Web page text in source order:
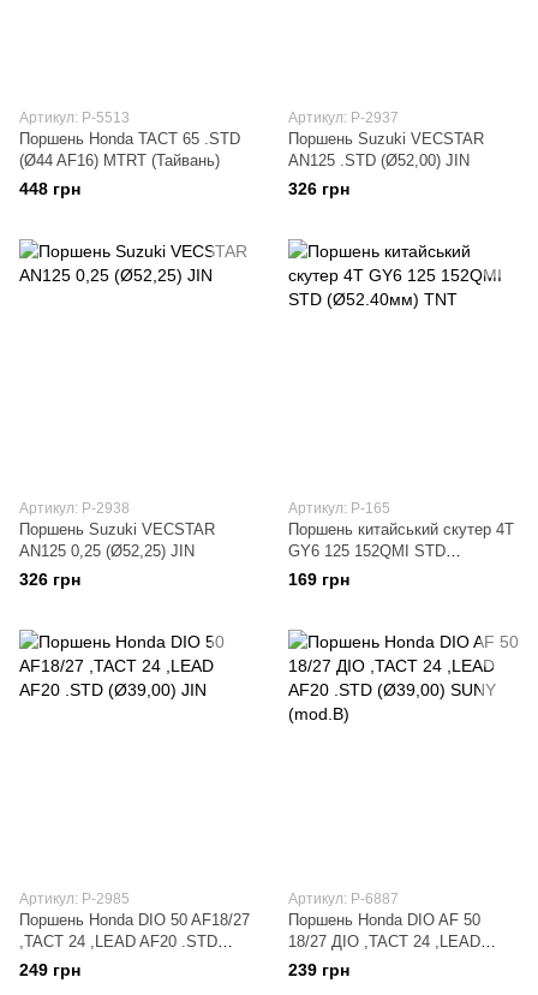
Артикул: P-5513
Поршень Honda TACT 65 .STD
(Ø44 AF16) MTRT (Тайвань)
448 грн
Артикул: P-2937
Поршень Suzuki VECSTAR
AN125 .STD (Ø52,00) JIN
326 грн
Артикул: P-2938
Поршень Suzuki VECSTAR
AN125 0,25 (Ø52,25) JIN
326 грн
Артикул: P-165
Поршень китайський скутер 4T
GY6 125 152QMI STD
(Ø52.40мм) TNT
169 грн
Артикул: P-2985
Поршень Honda DIO 50 AF18/27
,TACT 24 ,LEAD AF20 .STD
(Ø39,00) JIN
249 грн
Артикул: P-6887
Поршень Honda DIO AF 50
18/27 ДІО ,TACT 24 ,LEAD
AF20 .STD (Ø39,00) SUNY
(mod.B)
239 грн